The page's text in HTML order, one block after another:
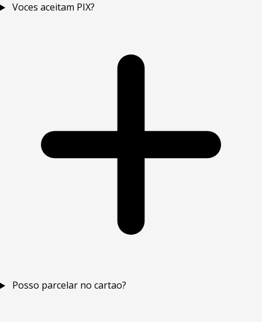
Voces aceitam PIX?
Posso parcelar no cartao?